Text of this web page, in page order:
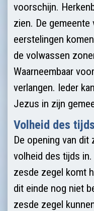
voorschijn.
zien. De gemeente
eerstelingen
de volwassen
Waarneembaar
verlangen. Ieder
Jezus in zijn
Volheid des tijds
De opening van dit
volheid des tijds
zesde zegel komt
dit einde nog niet
zesde zegel